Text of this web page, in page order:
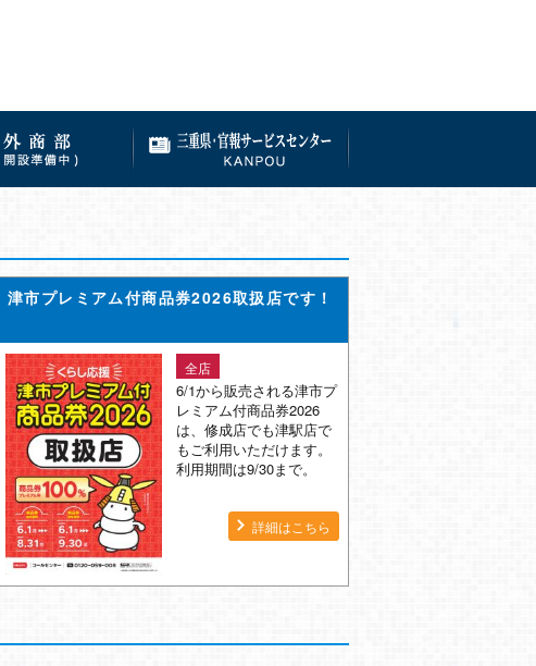
津市プレミアム付商品券2026取扱店です！
全店
6/1から販売される津市プ
レミアム付商品券2026
は、修成店でも津駅店で
もご利用いただけます。
利用期間は9/30まで。
詳細はこちら